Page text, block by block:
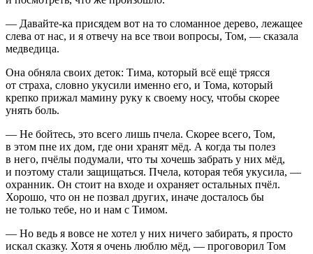
— Давайте-ка присядем вот на то сломанное дерево, лежащее
слева от нас, и я отвечу на все твои вопросы, Том, — сказала
медведица.
Она обняла своих деток: Тима, который всё ещё трясся
от страха, словно укусили именно его, и Тома, который
крепко прижал мамину руку к своему носу, чтобы скорее
унять боль.
— Не бойтесь, это всего лишь пчела. Скорее всего, Том,
в этом пне их дом, где они хранят мёд. А когда ты полез
в него, пчёлы подумали, что ты хочешь забрать у них мёд,
и поэтому стали защищаться. Пчела, которая тебя укусила, —
охранник. Он стоит на входе и охраняет остальных пчёл.
Хорошо, что он не позвал других, иначе досталось бы
не только тебе, но и нам с Тимом.
— Но ведь я вовсе не хотел у них ничего забирать, я просто
искал сказку. Хотя я очень люблю мёд, — проговорил Том